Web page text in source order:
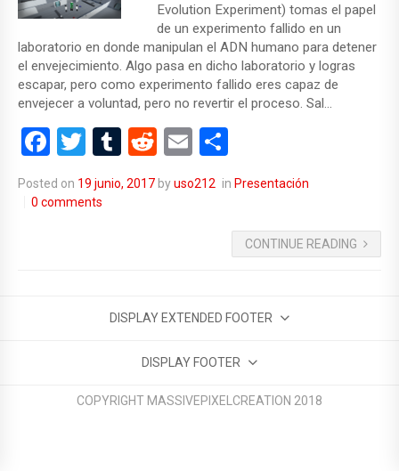
Evolution Experiment) tomas el papel
de un experimento fallido en un
laboratorio en donde manipulan el ADN humano para detener
el envejecimiento. Algo pasa en dicho laboratorio y logras
escapar, pero como experimento fallido eres capaz de
envejecer a voluntad, pero no revertir el proceso. Sal…
F
a
ce
T
wi
tt
T
u
m
R
e
d
E
m
ail
o
m
p
ar
Posted on 19 junio, 2017 byuso212 in Presentación
0 comments
CONTINUE READING
DISPLAY EXTENDED FOOTER
DISPLAY FOOTER
COPYRIGHT MASSIVEPIXELCREATION 2018